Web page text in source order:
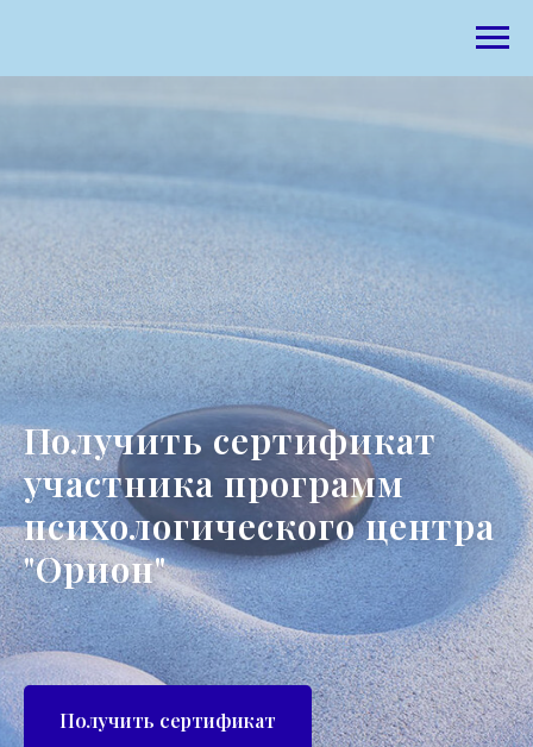
Получить сертификат
участника программ
психологического центра
"Орион"
Получить сертификат